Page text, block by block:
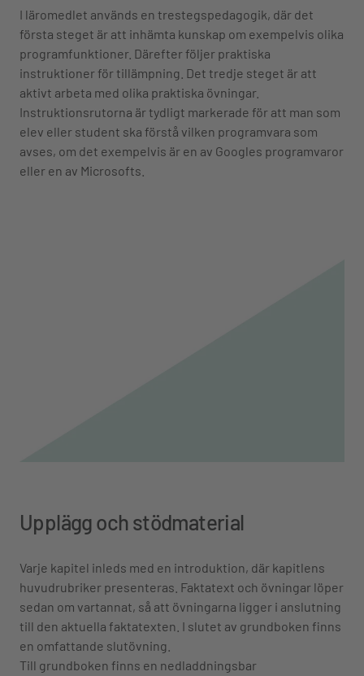
I läromedlet används en trestegspedagogik, där det
första steget är att inhämta kunskap om exempelvis olika
programfunktioner. Därefter följer praktiska
instruktioner för tillämpning. Det tredje steget är att
aktivt arbeta med olika praktiska övningar.
Instruktionsrutorna är tydligt markerade för att man som
elev eller student ska förstå vilken programvara som
avses, om det exempelvis är en av Googles programvaror
eller en av Microsofts.
Upplägg och stödmaterial
Varje kapitel inleds med en introduktion, där kapitlens
huvudrubriker presenteras. Faktatext och övningar löper
sedan om vartannat, så att övningarna ligger i anslutning
till den aktuella faktatexten. I slutet av grundboken finns
en omfattande slutövning.
Till grundboken finns en nedladdningsbar